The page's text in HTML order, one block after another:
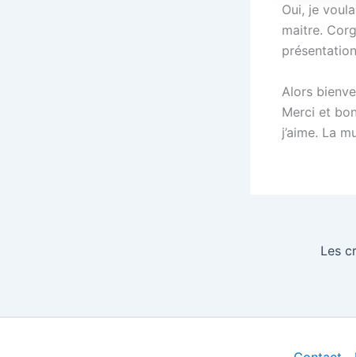
Oui, je
maitre.
Alors
Merci et
j’aime. La